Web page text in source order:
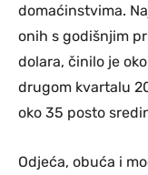
domaćinstvima.
onih s godišnjim
dolara, činilo je
drugom kvartalu
oko 35 posto
Odjeća, obuća i